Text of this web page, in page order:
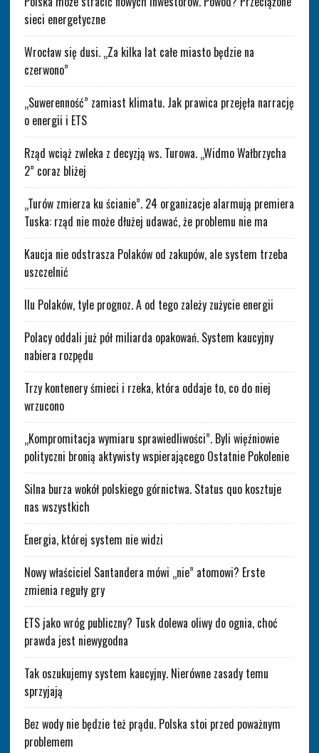
sieci energetyczne
Wrocław się dusi. „Za kilka lat całe miasto będzie na
czerwono”
„Suwerenność” zamiast klimatu. Jak prawica przejęła narrację
o energii i ETS
Rząd wciąż zwleka z decyzją ws. Turowa. „Widmo Wałbrzycha
2” coraz bliżej
„Turów zmierza ku ścianie”. 24 organizacje alarmują premiera
Tuska: rząd nie może dłużej udawać, że problemu nie ma
Kaucja nie odstrasza Polaków od zakupów, ale system trzeba
uszczelnić
Ilu Polaków, tyle prognoz. A od tego zależy zużycie energii
Polacy oddali już pół miliarda opakowań. System kaucyjny
nabiera rozpędu
Trzy kontenery śmieci i rzeka, która oddaje to, co do niej
wrzucono
„Kompromitacja wymiaru sprawiedliwości”. Byli więźniowie
polityczni bronią aktywisty wspierającego Ostatnie Pokolenie
Silna burza wokół polskiego górnictwa. Status quo kosztuje
nas wszystkich
Energia, której system nie widzi
Nowy właściciel Santandera mówi „nie” atomowi? Erste
zmienia reguły gry
ETS jako wróg publiczny? Tusk dolewa oliwy do ognia, choć
prawda jest niewygodna
Tak oszukujemy system kaucyjny. Nierówne zasady temu
sprzyjają
Bez wody nie będzie też prądu. Polska stoi przed poważnym
problemem